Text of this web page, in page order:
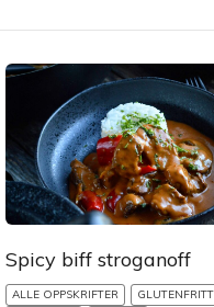
Spicy biff stroganoff
ALLE OPPSKRIFTER GLUTENFRITT